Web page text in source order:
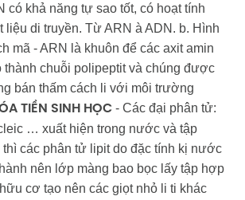
có khả năng tự sao tốt, có hoạt tính
liệu di truyền. Từ ARN à ADN. b. Hình
mã - ARN là khuôn để các axit amin
thành chuỗi polipeptit và chúng được
bán thấm cách li với môi trường
TIỀN SINH HỌC- Các đại phân tử:
… xuất hiện trong nước và tập
thì các phân tử lipit do đặc tính kị nước
nên lớp màng bao bọc lấy tập hợp
cơ tạo nên các giọt nhỏ li ti khác